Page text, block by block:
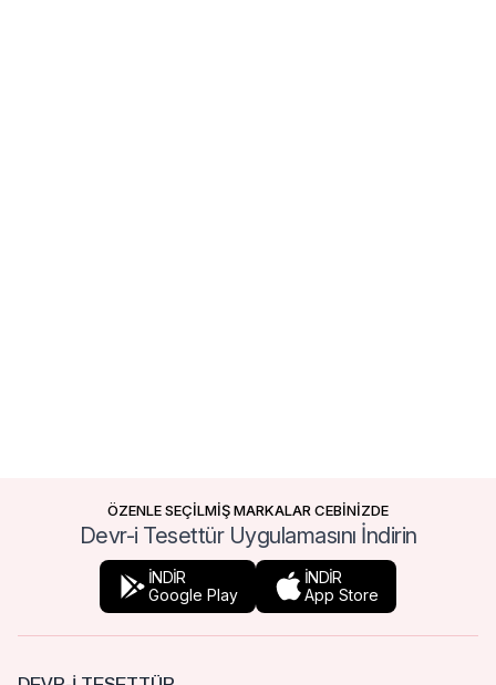
ÖZENLE SEÇİLMİŞ MARKALAR CEBİNİZDE
Devr-i Tesettür Uygulamasını İndirin
İNDİR
Google Play
İNDİR
App Store